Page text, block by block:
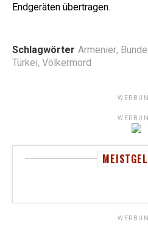
Endgeräten übertragen.
Schlagwörter Armenier,
Türkei, Völkermord